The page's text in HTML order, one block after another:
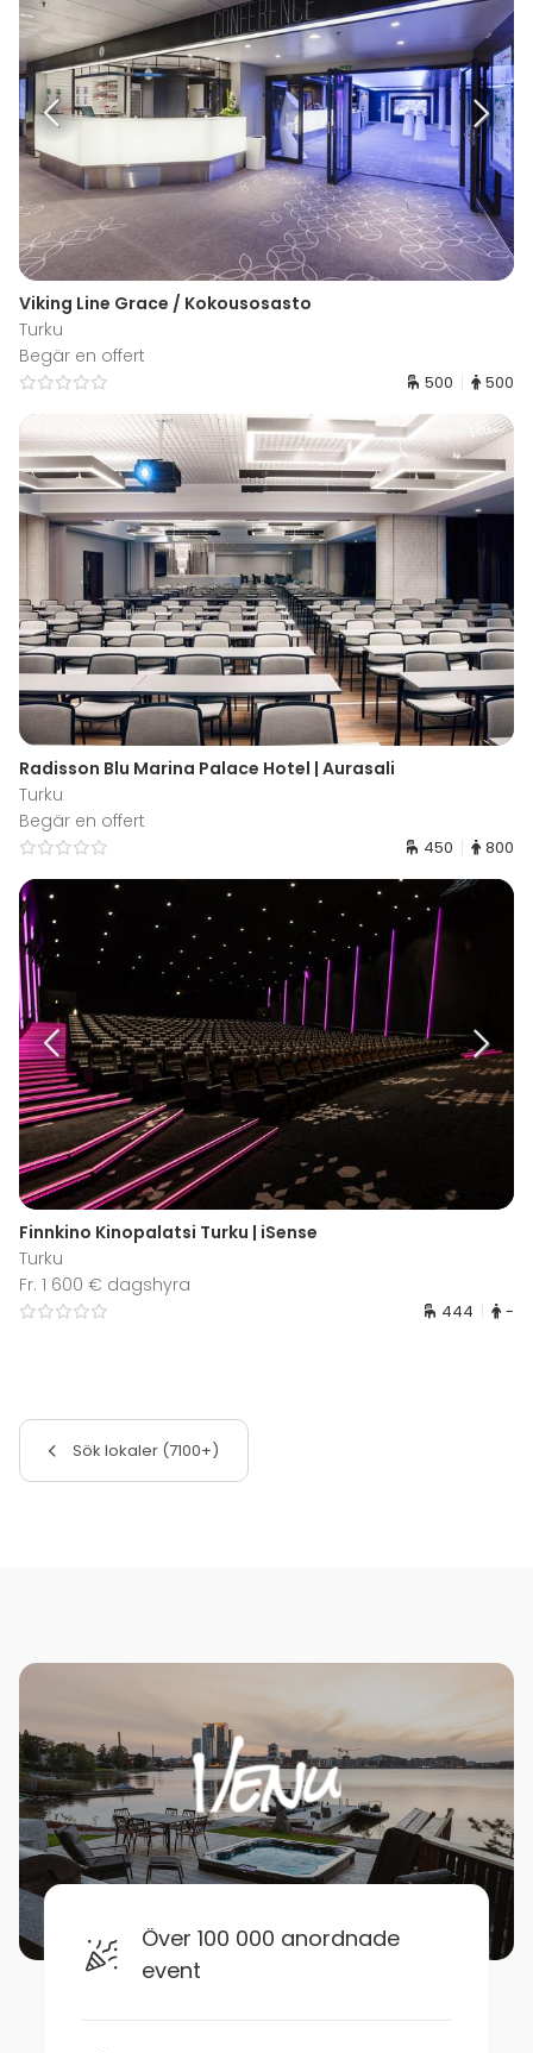
Viking Line Grace / Kokousosasto
Turku
Begär en offert
500 500
Radisson Blu Marina Palace Hotel | Aurasali
Turku
Begär en offert
450 800
Finnkino Kinopalatsi Turku | iSense
Turku
Fr. 1 600 € dagshyra
444 -
Sök lokaler (7100+)
Över 100 000 anordnade
event